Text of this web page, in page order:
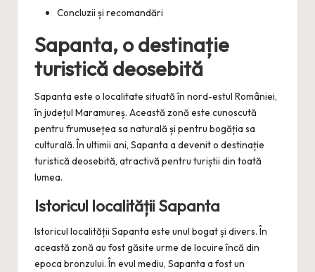
Concluzii și recomandări
Sapanta, o destinație
turistică deosebită
Sapanta este o localitate situată în nord-estul României,
în județul Maramureș. Această zonă este cunoscută
pentru frumusețea sa naturală și pentru bogăția sa
culturală. În ultimii ani, Sapanta a devenit o destinație
turistică deosebită, atractivă pentru turiștii din toată
lumea.
Istoricul localității Sapanta
Istoricul localității Sapanta este unul bogat și divers. În
această zonă au fost găsite urme de locuire încă din
epoca bronzului. În evul mediu, Sapanta a fost un